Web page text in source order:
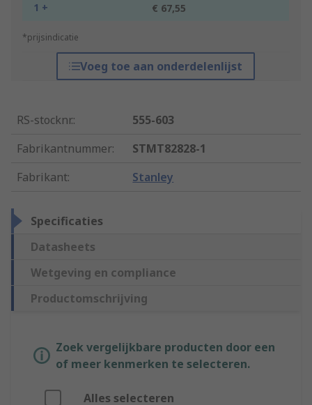
1 + € 67,55
*prijsindicatie
Voeg toe aan onderdelenlijst
RS-stocknr.:
555-603
Fabrikantnummer:
STMT82828-1
Fabrikant: Stanley
Specificaties
Datasheets
Wetgeving en compliance
Productomschrijving
Zoek vergelijkbare producten door een
of meer kenmerken te selecteren.
Alles selecteren